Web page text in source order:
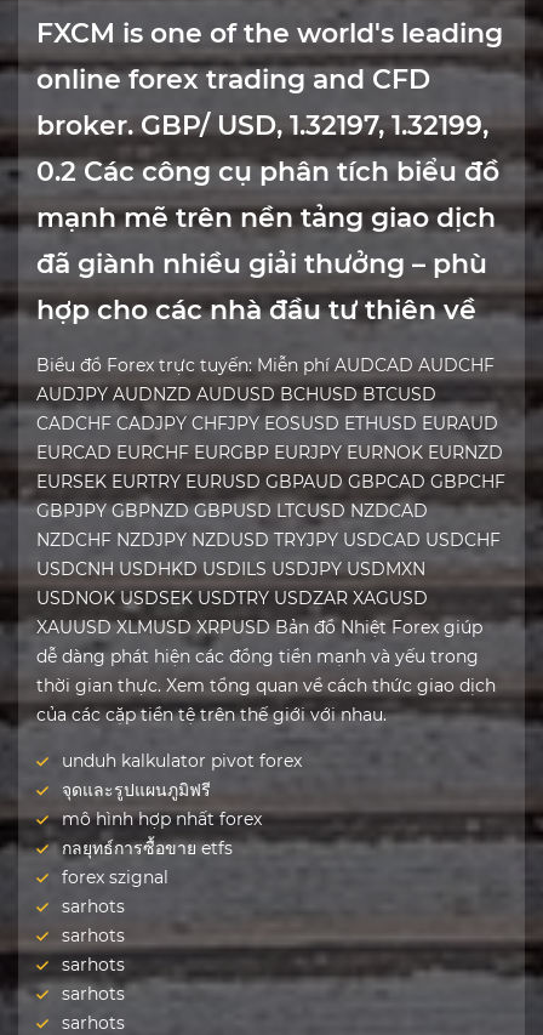
FXCM is one of the world's leading
online forex trading and CFD
broker. GBP/ USD, 1.32197, 1.32199,
0.2 Các công cụ phân tích biểu đồ
mạnh mẽ trên nền tảng giao dịch
đã giành nhiều giải thưởng – phù
hợp cho các nhà đầu tư thiên về
Biểu đồ Forex trực tuyến: Miễn phí AUDCAD AUDCHF
AUDJPY AUDNZD AUDUSD BCHUSD BTCUSD
CADCHF CADJPY CHFJPY EOSUSD ETHUSD EURAUD
EURCAD EURCHF EURGBP EURJPY EURNOK EURNZD
EURSEK EURTRY EURUSD GBPAUD GBPCAD GBPCHF
GBPJPY GBPNZD GBPUSD LTCUSD NZDCAD
NZDCHF NZDJPY NZDUSD TRYJPY USDCAD USDCHF
USDCNH USDHKD USDILS USDJPY USDMXN
USDNOK USDSEK USDTRY USDZAR XAGUSD
XAUUSD XLMUSD XRPUSD Bản đồ Nhiệt Forex giúp
dễ dàng phát hiện các đồng tiền mạnh và yếu trong
thời gian thực. Xem tổng quan về cách thức giao dịch
của các cặp tiền tệ trên thế giới với nhau.
unduh kalkulator pivot forex
จุดและรูปแผนภูมิฟรี
mô hình hợp nhất forex
กลยุทธ์การซื้อขาย etfs
forex szignal
sarhots
sarhots
sarhots
sarhots
sarhots